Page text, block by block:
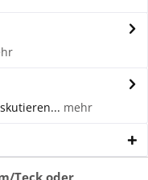
mehr
Teck oder